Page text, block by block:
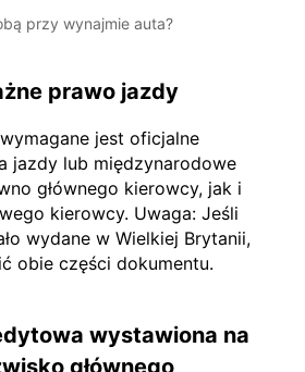
przy wynajmie auta?
prawo jazdy
jest oficjalne
jazdy lub międzynarodowe
głównego kierowcy, jak i
kierowcy. Uwaga: Jeśli
wydane w Wielkiej Brytanii,
obie części dokumentu.
wystawiona na